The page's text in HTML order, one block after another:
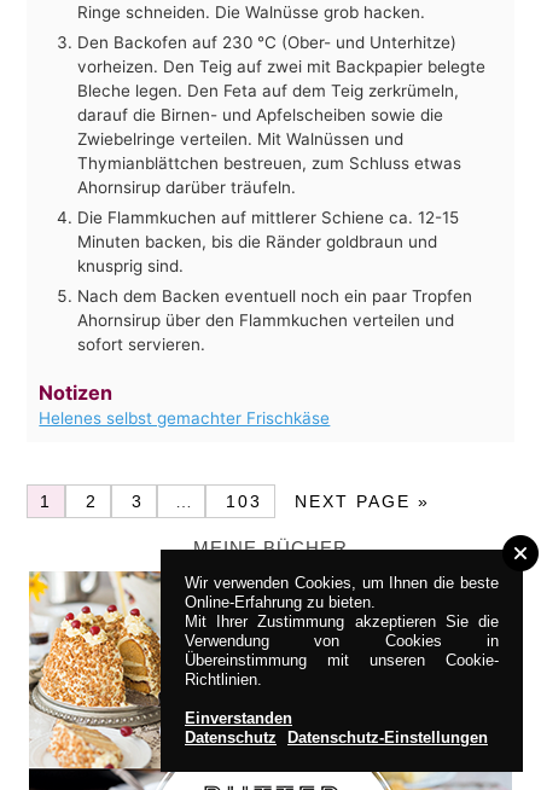
Ringe schneiden. Die Walnüsse grob hacken.
Den Backofen auf 230 °C (Ober- und Unterhitze)
vorheizen. Den Teig auf zwei mit Backpapier belegte
Bleche legen. Den Feta auf dem Teig zerkrümeln,
darauf die Birnen- und Apfelscheiben sowie die
Zwiebelringe verteilen. Mit Walnüssen und
Thymianblättchen bestreuen, zum Schluss etwas
Ahornsirup darüber träufeln.
Die Flammkuchen auf mittlerer Schiene ca. 12-15
Minuten backen, bis die Ränder goldbraun und
knusprig sind.
Nach dem Backen eventuell noch ein paar Tropfen
Ahornsirup über den Flammkuchen verteilen und
sofort servieren.
Notizen
Helenes selbst gemachter Frischkäse
1 2 3 103 NEXT PAGE »
MEINE BÜCHER
Wir verwenden Cookies, um Ihnen die beste
Online-Erfahrung zu bieten.
Mit Ihrer Zustimmung akzeptieren Sie die
Verwendung von Cookies in
Übereinstimmung mit unseren Cookie-
Richtlinien.
Einverstanden
Datenschutz
Datenschutz-Einstellungen